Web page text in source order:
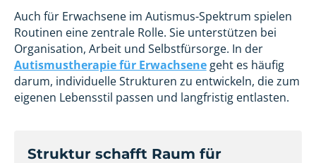
Auch für Erwachsene im Autismus-Spektrum spielen
Routinen eine zentrale Rolle. Sie unterstützen bei
Organisation, Arbeit und Selbstfürsorge. In der
Autismustherapie für Erwachsenegeht es häufig
darum, individuelle Strukturen zu entwickeln, die zum
eigenen Lebensstil passen und langfristig entlasten.
Struktur schafft Raum für